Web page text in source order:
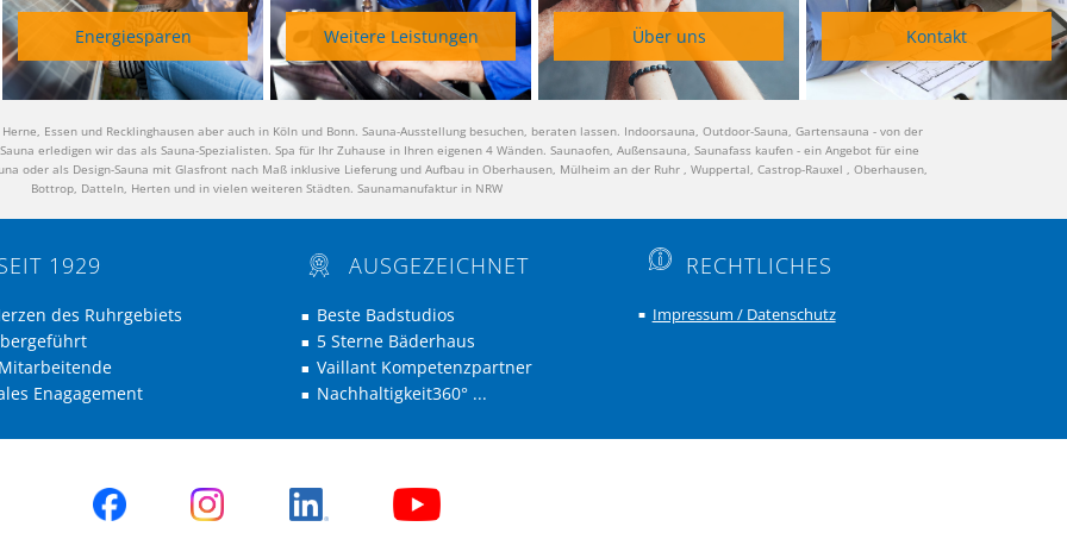
Energiesparen Weitere Leistungen Über uns Kontakt
Essen und Recklinghausen aber auch in Köln und Bonn. Sauna-Ausstellung besuchen, beraten lassen. Indoorsauna, Outdoor-Sauna, Gartensauna - von der
erledigen wir das als Sauna-Spezialisten. Spa für Ihr Zuhause in Ihren eigenen 4 Wänden. Saunaofen, Außensauna, Saunafass kaufen - ein Angebot für eine
oder als Design-Sauna mit Glasfront nach Maß inklusive Lieferung und Aufbau in Oberhausen, Mülheim an der Ruhr , Wuppertal, Castrop-Rauxel , Oberhausen,
Bottrop, Datteln, Herten und in vielen weiteren Städten. Saunamanufaktur in NRW
1929
des Ruhrgebiets
Enagagement
AUSGEZEICHNET
■ Beste Badstudios
■ 5 Sterne Bäderhaus
■ Vaillant Kompetenzpartner
■ Nachhaltigkeit360° ...
RECHTLICHES
■ Impressum / Datenschutz